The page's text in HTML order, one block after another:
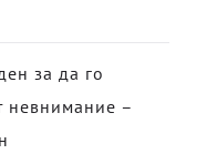
за да го
невнимание –